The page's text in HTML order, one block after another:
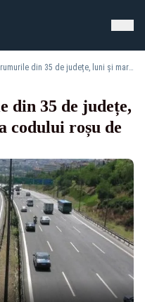
Restricții pe drumurile din 35 de județe, luni și marți, din cauza codului roșu de caniculă
din 35 de județe,
codului roșu de